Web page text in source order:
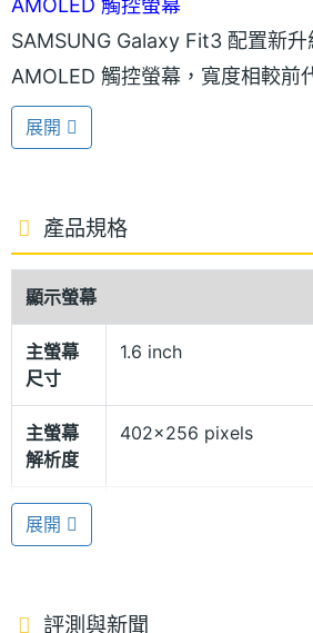
AMOLED 觸控螢幕
SAMSUNG Galaxy Fit3 配置新升
AMOLED 觸控螢幕，寬度相較前
輕鬆查看時間通知、各項運動數據
數位錶面設計，用戶可從中選擇眾
備實體按鍵，按五下即可發送
IP68 防塵防水
SAMSUNG Galaxy Fit3 機身採
結合 5ATM、IP68 防塵防水等級
設計，簡單一按隨時替換錶帶，
彩。續航方面，配備 208mAh 電
13 天的續航力，採用 POGO in 磁
SAMSUNG Galaxy Fit3 擁有 101
展開
產品規格
顯示螢幕
主螢幕
尺寸
1.6 inch
主螢幕
解析度
402x256 pixels
主螢幕
像素密
主螢幕 AMOLED
展開
評測與新聞